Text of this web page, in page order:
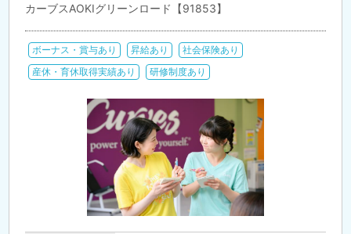
カーブスAOKIグリーンロード【91853】
ボーナス・賞与あり 昇給あり
社会保険あり
産休・育休取得実績あり
研修制度あり